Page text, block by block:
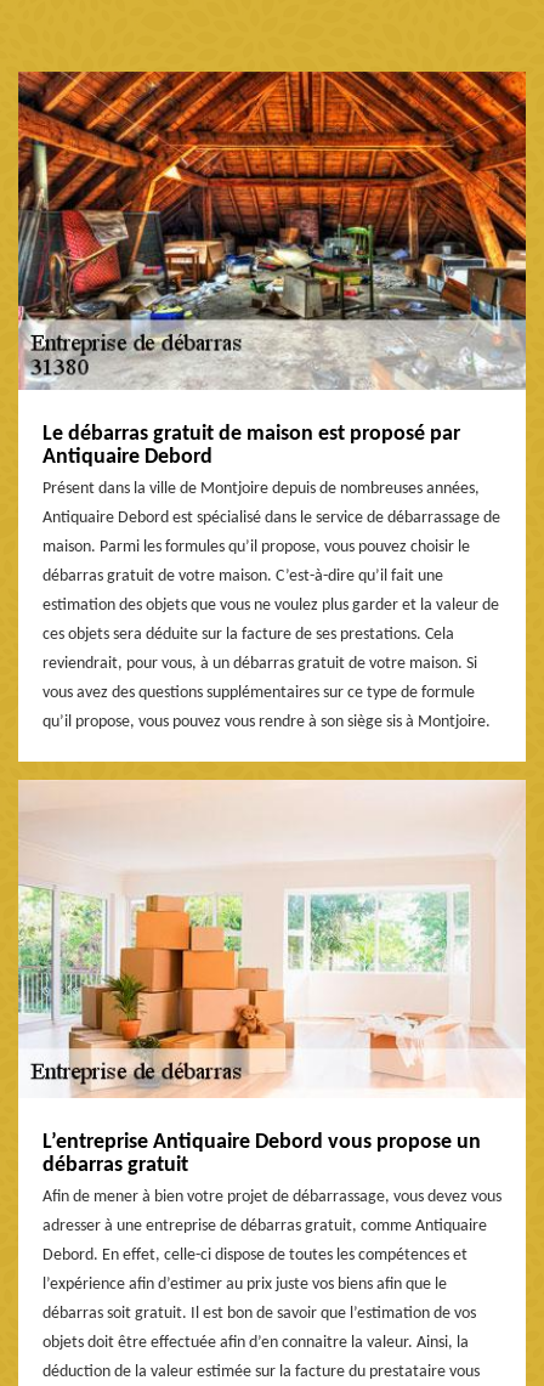
Le débarras gratuit de maison est proposé par
Antiquaire Debord
Présent dans la ville de Montjoire depuis de nombreuses années,
Antiquaire Debord est spécialisé dans le service de débarrassage de
maison. Parmi les formules qu’il propose, vous pouvez choisir le
débarras gratuit de votre maison. C’est-à-dire qu’il fait une
estimation des objets que vous ne voulez plus garder et la valeur de
ces objets sera déduite sur la facture de ses prestations. Cela
reviendrait, pour vous, à un débarras gratuit de votre maison. Si
vous avez des questions supplémentaires sur ce type de formule
qu’il propose, vous pouvez vous rendre à son siège sis à Montjoire.
L’entreprise Antiquaire Debord vous propose un
débarras gratuit
Afin de mener à bien votre projet de débarrassage, vous devez vous
adresser à une entreprise de débarras gratuit, comme Antiquaire
Debord. En effet, celle-ci dispose de toutes les compétences et
l’expérience afin d’estimer au prix juste vos biens afin que le
débarras soit gratuit. Il est bon de savoir que l’estimation de vos
objets doit être effectuée afin d’en connaitre la valeur. Ainsi, la
déduction de la valeur estimée sur la facture du prestataire vous